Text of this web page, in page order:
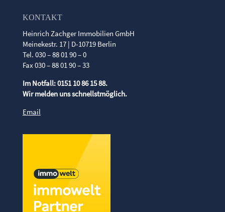
KONTAKT
Heinrich Zachger Immobilien GmbH
Meinekestr. 17 | D-10719 Berlin
Tel. 030 – 88 01 90 – 0
Fax 030 – 88 01 90 – 33
Im Notfall: 0151 10 86 15 88.
Wir melden uns schnellstmöglich.
Email